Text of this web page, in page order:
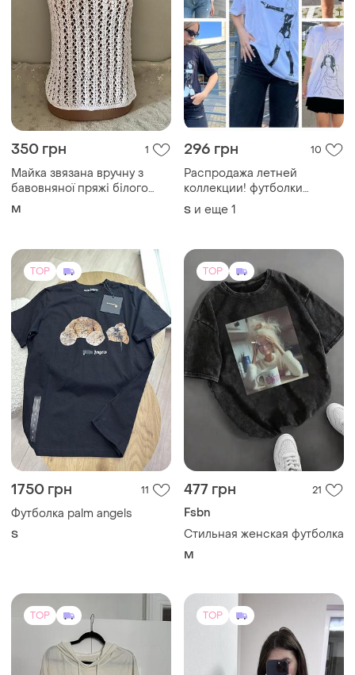
350 грн 1
Майка звязана вручну з
бавовняної пряжі білого
кольору.
M
296 грн 10
Распродажа летней
коллекции! футболки
украинского бренда virgis,
распродажа по 380 грн
S и еще 1
TOP
1750 грн 11
Футболка palm angels
S
TOP
477 грн 21
Fsbn
Стильная женская футболка
M
TOP TOP